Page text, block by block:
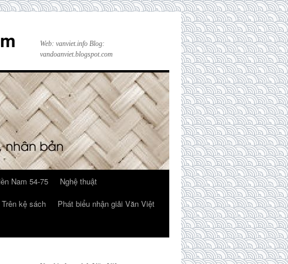
Web: vanviet.info Blog:
vandoanviet.blogspot.com
Nam 54-75
Nghệ thuật
Trên kệ sách
Phát biểu nhận giải Văn Việt